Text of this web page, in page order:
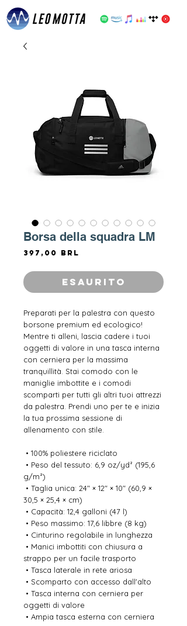
Borsa della squadra LM
397,00 BRL
Esaurito
Preparati per la palestra con questo
borsone premium ed ecologico!
Mentre ti alleni, lascia cadere i tuoi
oggetti di valore in una tasca interna
con cerniera per la massima
tranquillità. Stai comodo con le
maniglie imbottite e i comodi
scomparti per tutti gli altri tuoi attrezzi
da palestra. Prendi uno per te e inizia
la tua prossima sessione di
allenamento con stile.
• 100% poliestere riciclato
g/m²)
30,5 × 25,4 × cm)
• Capacità: 12,4 galloni (47 l)
• Peso massimo: 17,6 libbre (8 kg)
• Cinturino regolabile in lunghezza
strappo per un facile trasporto
• Tasca laterale in rete ariosa
• Scomparto con accesso dall'alto
oggetti di valore
• Ampia tasca esterna con cerniera